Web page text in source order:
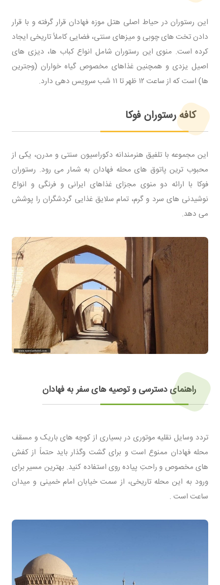
این رستوران در حیاط اصلی هتل موزه فهادان قرار گرفته و با قرار
دادن تخت های چوبی و میزهای سنتی، فضایی کاملاً تاریخی ایجاد
کرده است. منوی این رستوران شامل انواع کباب ها، دیزی های
اصیل یزدی و همچنین غذاهای مخصوص گیاه خواران (وجترین
ها) است که از ساعت ۱۲ ظهر تا ۱۱ شب سرویس دهی دارد.
کافه رستوران فوکا
این مجموعه با تلفیق هنرمندانه دکوراسیون سنتی و مدرن، یکی از
محبوب ترین پاتوق های محله فهادان به شمار می رود. رستوران
فوکا با ارائه دو منوی مجزای غذاهای ایرانی و فرنگی و انواع
نوشیدنی های سرد و گرم، تمام سلایق غذایی گردشگران را پوشش
می دهد.
راهنمای دسترسی و توصیه های سفر به فهادان
تردد وسایل نقلیه موتوری در بسیاری از کوچه های باریک و مسقف
محله فهادان ممنوع است و برای گشت وگذار باید حتماً از کفش
های مخصوص و راحتِ پیاده روی استفاده کنید. بهترین مسیر برای
ورود به این محله تاریخی، از سمت خیابان امام خمینی و میدان
ساعت است .